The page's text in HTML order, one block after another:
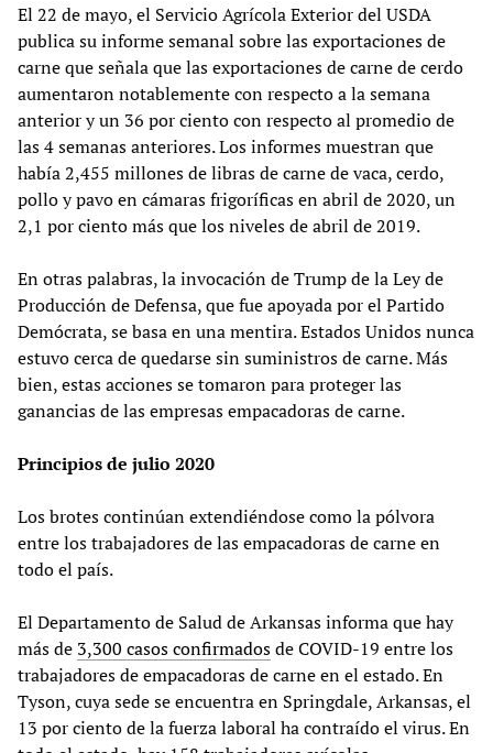
El 22 de mayo, el Servicio Agrícola Exterior del USDA
publica su informe semanal sobre las exportaciones de
carne que señala que las exportaciones de carne de cerdo
aumentaron notablemente con respecto a la semana
anterior y un 36 por ciento con respecto al promedio de
las 4 semanas anteriores. Los informes muestran que
había 2,455 millones de libras de carne de vaca, cerdo,
pollo y pavo en cámaras frigoríficas en abril de 2020, un
2,1 por ciento más que los niveles de abril de 2019.
En otras palabras, la invocación de Trump de la Ley de
Producción de Defensa, que fue apoyada por el Partido
Demócrata, se basa en una mentira. Estados Unidos nunca
estuvo cerca de quedarse sin suministros de carne. Más
bien, estas acciones se tomaron para proteger las
ganancias de las empresas empacadoras de carne.
Principios de julio 2020
Los brotes continúan extendiéndose como la pólvora
entre los trabajadores de las empacadoras de carne en
todo el país.
El Departamento de Salud de Arkansas informa que hay
más de 3,300 casos confirmadosde COVID-19 entre los
trabajadores de empacadoras de carne en el estado. En
Tyson, cuya sede se encuentra en Springdale, Arkansas, el
13 por ciento de la fuerza laboral ha contraído el virus. En